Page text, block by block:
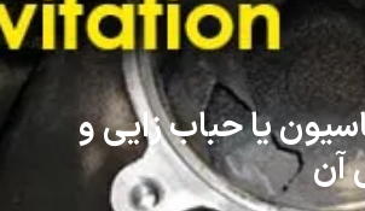
یا حباب زایی و
آن